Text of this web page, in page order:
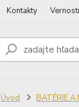
Kontakty
Úvod BATÉRIE A